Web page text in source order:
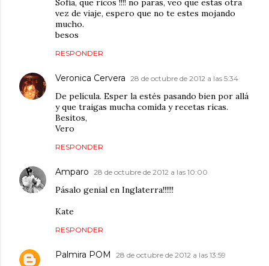
vez de viaje, espero que no te estes mojando
mucho.
besos
RESPONDER
Veronica Cervera 28 de octubre de 2012 a las 5:34
De película. Esper la estés pasando bien por allá
y que traigas mucha comida y recetas ricas.
Besitos,
Vero
RESPONDER
Amparo 28 de octubre de 2012 a las 10:00
Pásalo genial en Inglaterra!!!!!!
Kate
RESPONDER
Palmira POM 28 de octubre de 2012 a las 13:59